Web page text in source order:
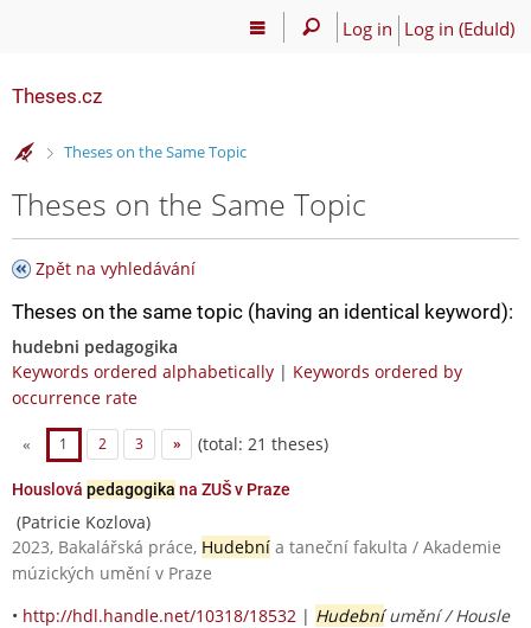
Log in Log in (EduId)
Theses.cz
>
Theses on the Same Topic
Theses on the Same Topic
Zpět na vyhledávání
Theses on the same topic (having an identical keyword):
hudebni pedagogika
Keywords ordered alphabetically | Keywords ordered by
occurrence rate
« 1 2 3 » (total: 21 theses)
Houslová pedagogika na ZUŠ v Praze
(Patricie Kozlova)
2023, Bakalářská práce, Hudební a taneční fakulta / Akademie
múzických umění v Praze
• http://hdl.handle.net/10318/18532 | Hudebníumění / Housle